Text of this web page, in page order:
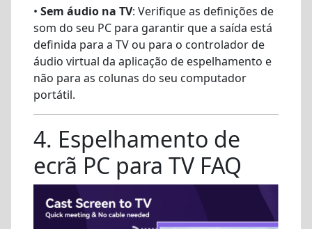
• Sem áudio na TV: Verifique as definições de
som do seu PC para garantir que a saída está
definida para a TV ou para o controlador de
áudio virtual da aplicação de espelhamento e
não para as colunas do seu computador
portátil.
4. Espelhamento de
ecrã PC para TV FAQ